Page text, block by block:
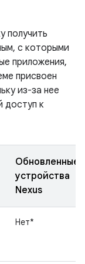
получить
с которыми
приложения,
присвоен
из-за нее
доступ к
Обновленные
устройства
Nexus
Нет*